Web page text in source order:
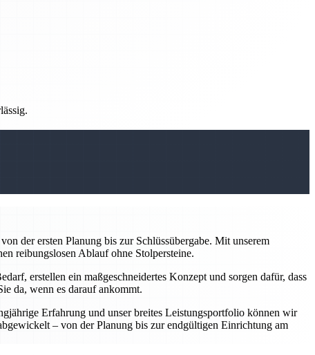
der ersten Planung bis zur Schlüssübergabe. Mit unserem
reibungslosen Ablauf ohne Stolpersteine.
erstellen ein maßgeschneidertes Konzept und sorgen dafür, dass
da, wenn es darauf ankommt.
Erfahrung und unser breites Leistungsportfolio können wir
– von der Planung bis zur endgültigen Einrichtung am